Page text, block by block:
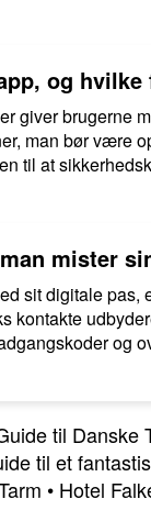
og
giver brugerne
man bør være
til at
mister
sit digitale
kontakte
og
til Danske
til et
• Hotel